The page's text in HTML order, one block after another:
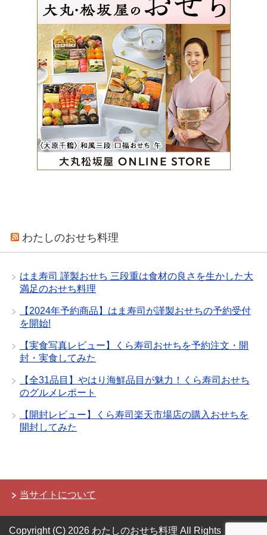
わたしのおせち料理
はま寿司 謹製おせち 三段重は食材の良さを生かした大
満足のおせち料理
【2024年予約商品】はま寿司が謹製おせちの予約受付
を開始!
【実食写真レビュー】くら寿司おせちを予約注文・開
封・実食してみた
【全31品目】やはり海鮮品目が魅力！くら寿司おせち
のグルメレポート
【開封レビュー】くら寿司楽天市場店の購入おせちを
開封してみた
当サイトについて
Copyright (C) 2026 わたしのおせち料理 All Rights